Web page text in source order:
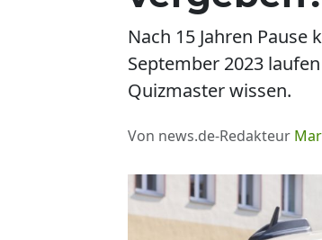
Nach 15 Jahren
September 2023
Quizmaster wissen.
Von news.de-Redakteur